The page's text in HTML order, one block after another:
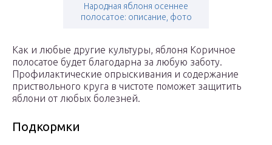
Народная яблоня осеннее
полосатое: описание, фото
Как и любые другие культуры, яблоня Коричное
полосатое будет благодарна за любую заботу.
Профилактические опрыскивания и содержание
приствольного круга в чистоте поможет защитить
яблони от любых болезней.
Подкормки